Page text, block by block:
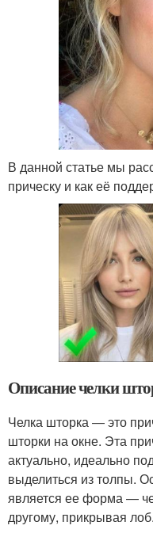
В данной статье мы
прическу и как её
Описание челки
Челка шторка — это
шторки на окне. Эта
актуально, идеально
выделиться из толпы.
является ее форма —
другому, прикрывая лоб.